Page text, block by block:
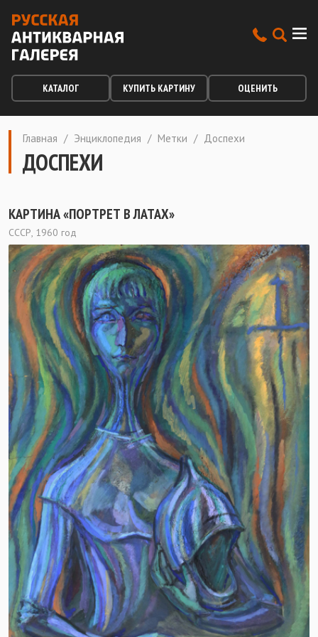
КАТАЛОГ КУПИТЬ КАРТИНУ ОЦЕНИТЬ
Главная / Энциклопедия / Метки / Доспехи
ДОСПЕХИ
КАРТИНА «ПОРТРЕТ В ЛАТАХ»
СССР, 1960 год